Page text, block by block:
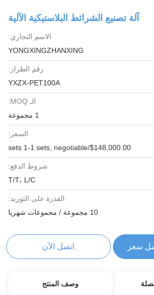
آلة تصنيع الشرائط البلاستيكية الآلية
الاسم التجاري:
YONGXINGZHANXING
رقم الطراز:
YXZX-PET100A
الـ MOQ:
1 مجموعة
السعر:
$148,000.00/sets 1-1 sets, negotiable
شروط الدفع:
T/T، L/C
القدرة على التوريد:
10 مجموعة / مجموعات شهريا
سعر اتصل الآن
وصف المنتج